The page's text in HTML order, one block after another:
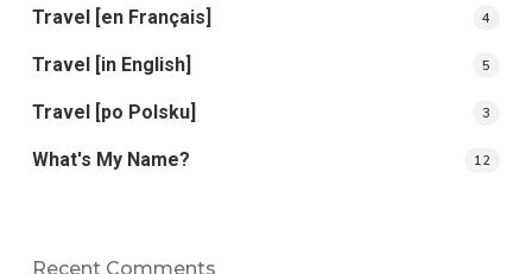
Travel [en Français] 4
Travel [in English] 5
Travel [po Polsku] 3
What's My Name? 12
Recent Comments